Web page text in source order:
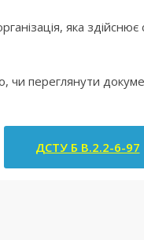
яка
чи переглянути
ДСТУ Б В.2.2-6-97